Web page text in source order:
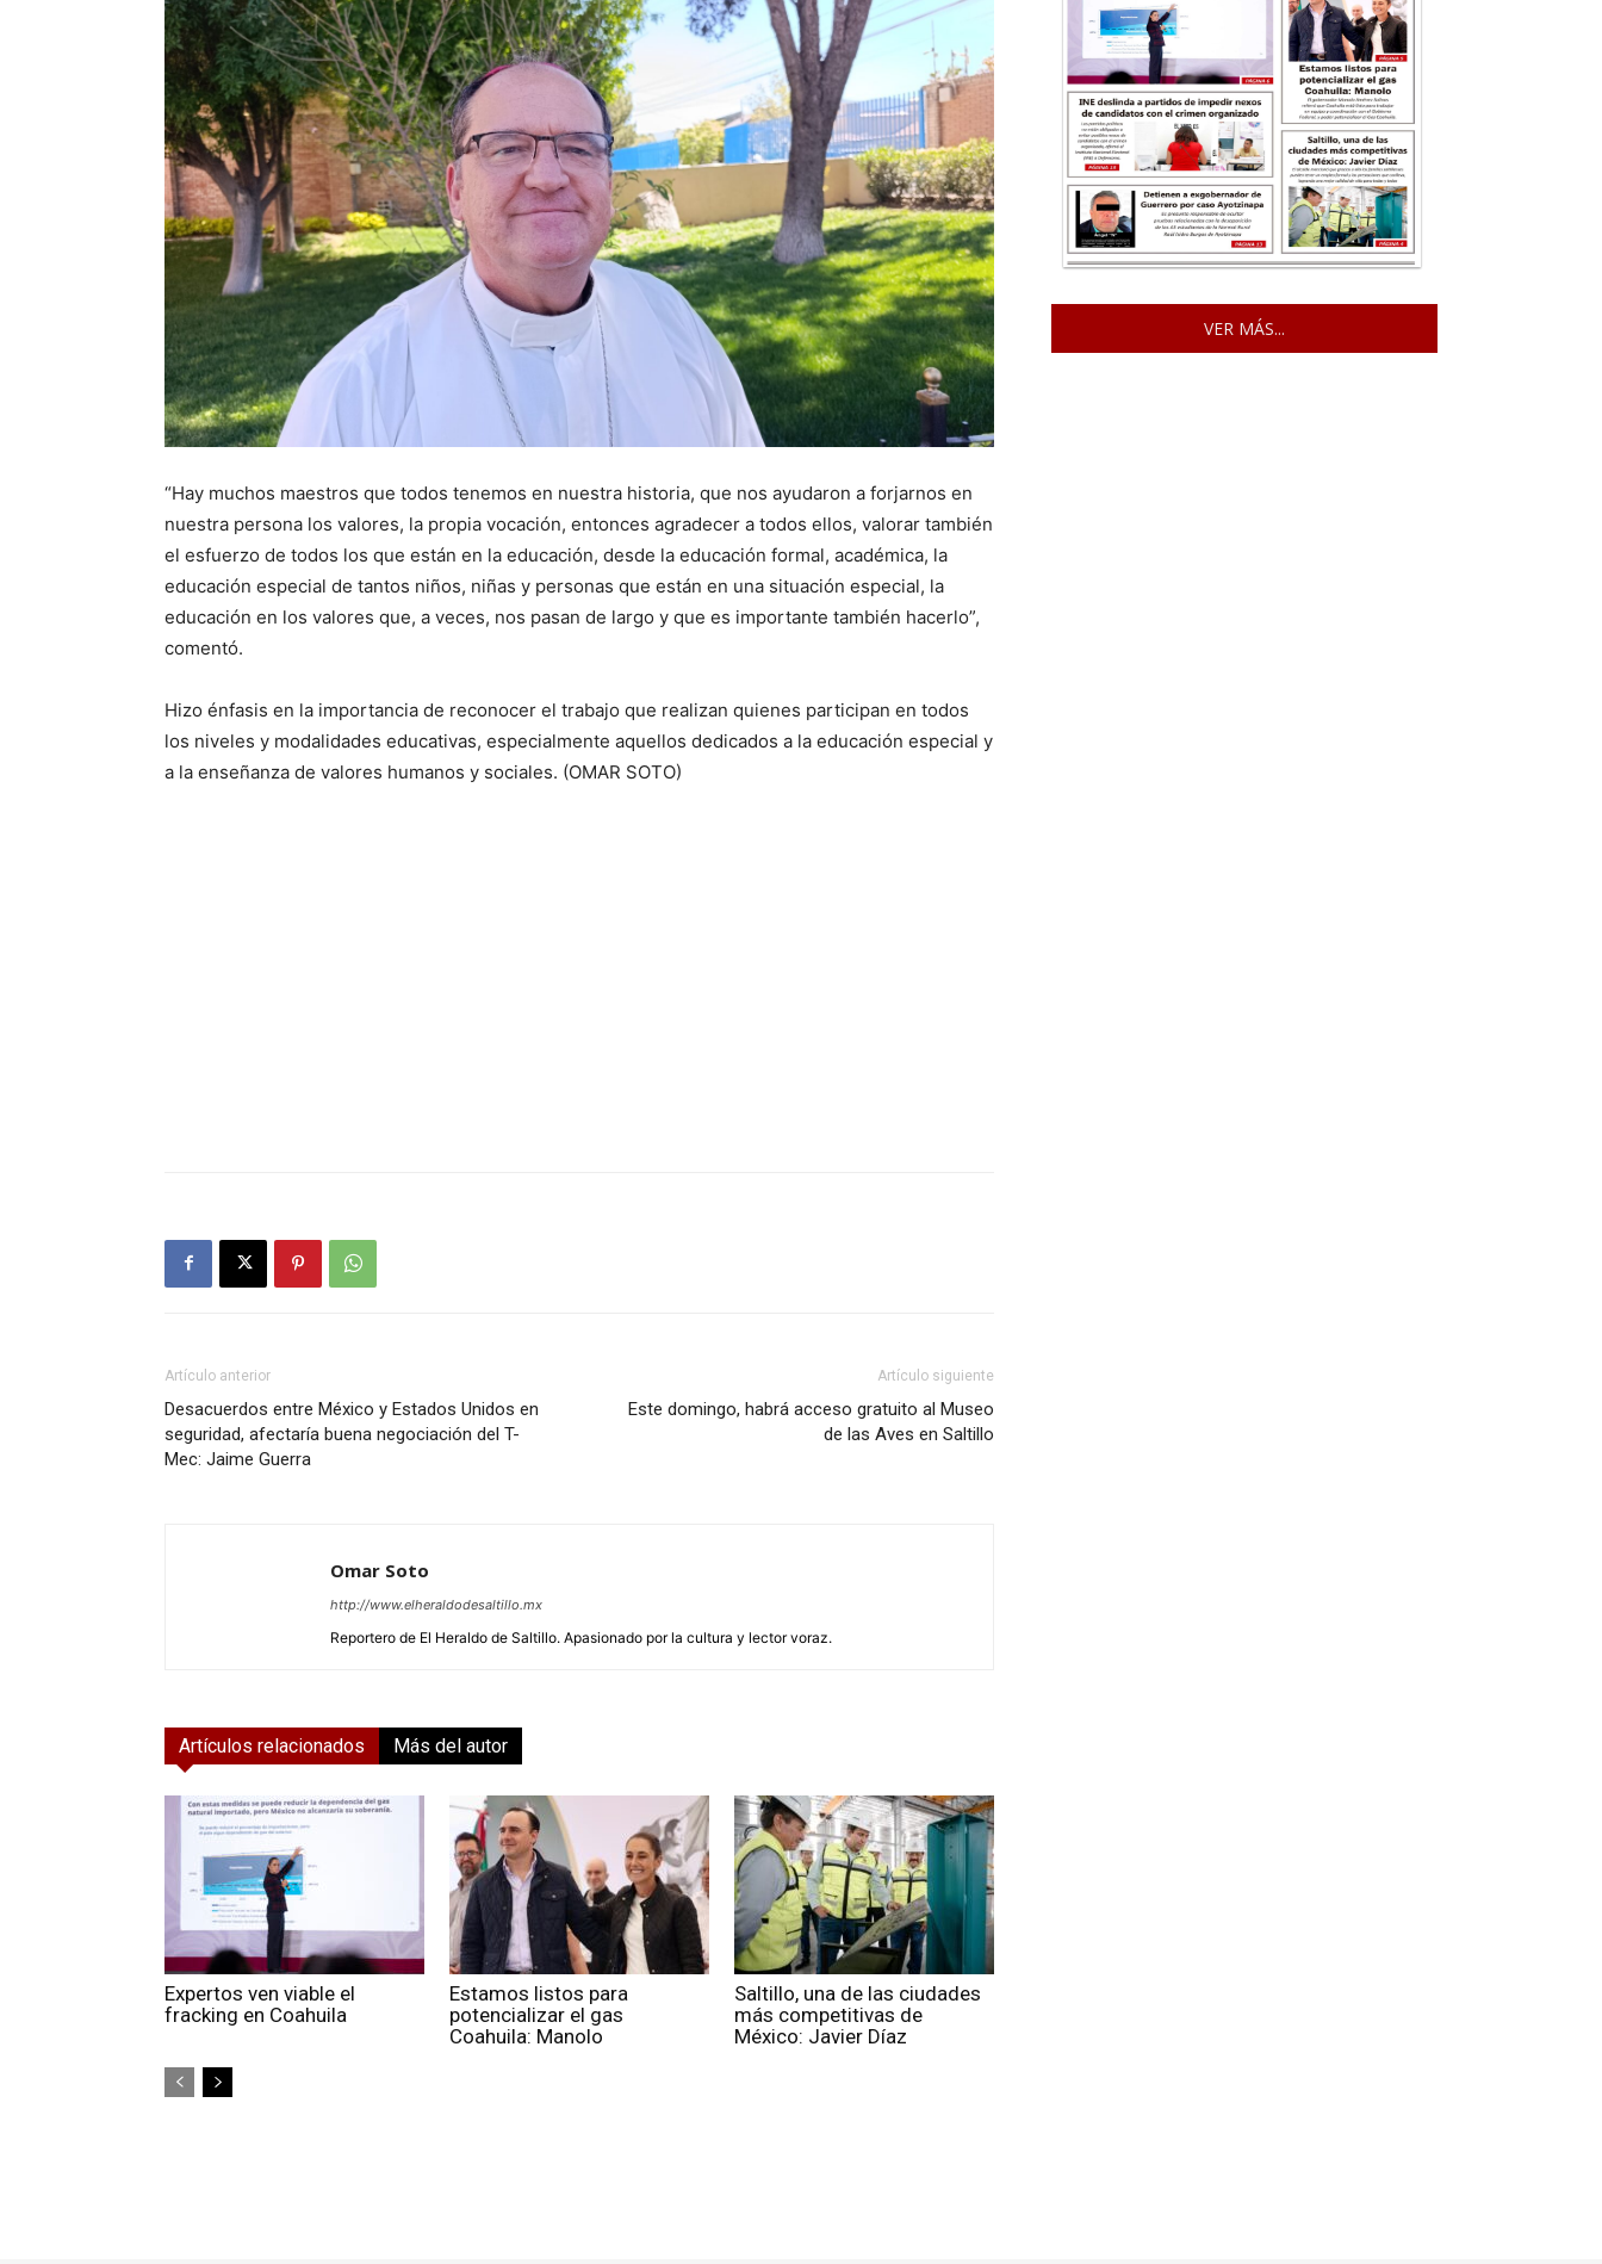
“Hay muchos maestros que todos tenemos en nuestra historia, que nos ayudaron a forjarnos en
nuestra persona los valores, la propia vocación, entonces agradecer a todos ellos, valorar también
el esfuerzo de todos los que están en la educación, desde la educación formal, académica, la
educación especial de tantos niños, niñas y personas que están en una situación especial, la
educación en los valores que, a veces, nos pasan de largo y que es importante también hacerlo”,
comentó.
Hizo énfasis en la importancia de reconocer el trabajo que realizan quienes participan en todos
los niveles y modalidades educativas, especialmente aquellos dedicados a la educación especial y
a la enseñanza de valores humanos y sociales. (OMAR SOTO)
Artículo anterior
Desacuerdos entre México y Estados Unidos en
seguridad, afectaría buena negociación del T-
Mec: Jaime Guerra
Artículo siguiente
Este domingo, habrá acceso gratuito al Museo
de las Aves en Saltillo
Omar Soto
http://www.elheraldodesaltillo.mx
Reportero de El Heraldo de Saltillo. Apasionado por la cultura y lector voraz.
Artículos relacionados Más del autor
Expertos ven viable el
fracking en Coahuila
Estamos listos para
potencializar el gas
Coahuila: Manolo
Saltillo, una de las ciudades
más competitivas de
México: Javier Díaz
VER MÁS...